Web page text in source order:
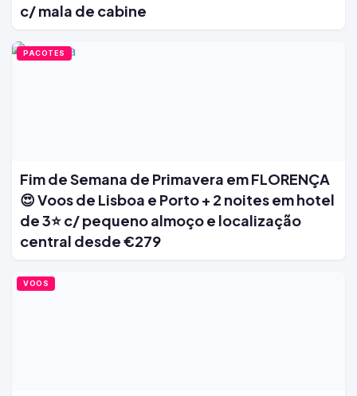
c/ mala de cabine
PACOTES
Fim de Semana de Primavera em FLORENÇA
😍 Voos de Lisboa e Porto + 2 noites em hotel
de 3⭐ c/ pequeno almoço e localização
central desde €279
VOOS